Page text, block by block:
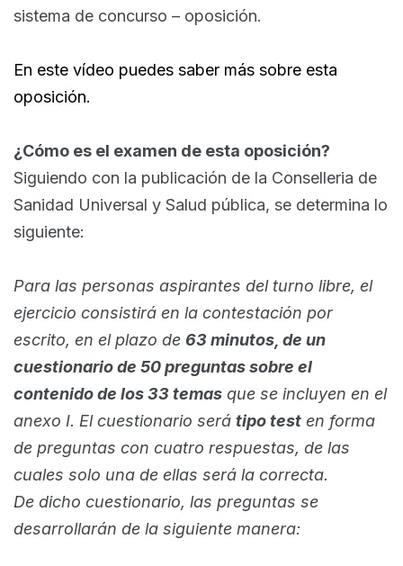
sistema de concurso – oposición.
En este vídeo puedes saber más sobre esta
oposición.
¿Cómo es el examen de esta oposición?
Siguiendo con la publicación de la Conselleria de
Sanidad Universal y Salud pública, se determina lo
siguiente:
Para las personas aspirantes del turno libre, el
ejercicio consistirá en la contestación por
escrito, en el plazo de 63 minutos, de un
cuestionario de 50 preguntas sobre el
contenido de los 33 temas que se incluyen en el
anexo I. El cuestionario será tipo test en forma
de preguntas con cuatro respuestas, de las
cuales solo una de ellas será la correcta.
De dicho cuestionario, las preguntas se
desarrollarán de la siguiente manera: